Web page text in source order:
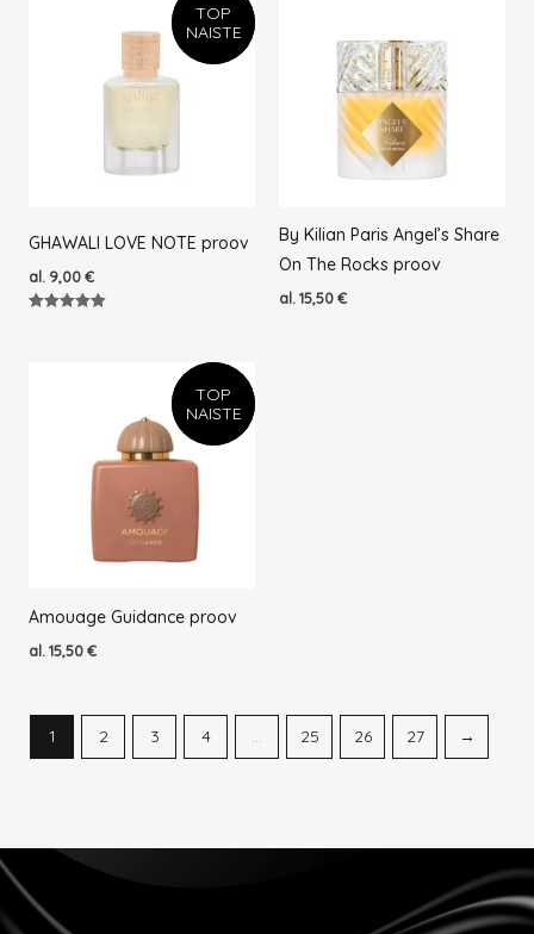
TOP
NAISTE
TOP
NAISTE
GHAWALI LOVE NOTE proov
al. 9,00€
By Kilian Paris Angel’s Share
On The Rocks proov
al. 15,50€
TOP
NAISTE
TOP
NAISTE
Amouage Guidance proov
al. 15,50€
1 2 3 4 … 25 26 27 →